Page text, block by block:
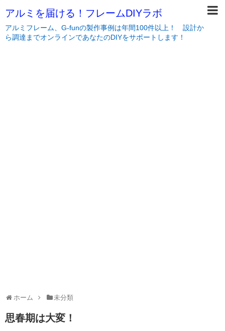
アルミを届ける！フレームDIYラボ
アルミフレーム、G-funの製作事例は年間100件以上！ 設計か
ら調達までオンラインであなたのDIYをサポートします！
ホーム 未分類
思春期は大変！